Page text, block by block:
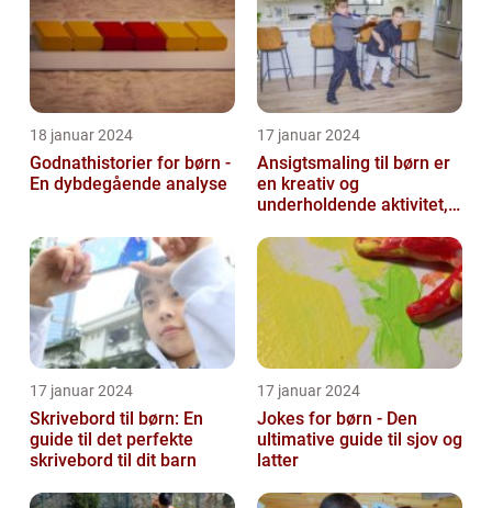
18 januar 2024
Godnathistorier for børn -
En dybdegående analyse
17 januar 2024
Ansigtsmaling til børn er
en kreativ og
underholdende aktivitet,
årtier
17 januar 2024
Skrivebord til børn: En
guide til det perfekte
skrivebord til dit barn
17 januar 2024
Jokes for børn - Den
ultimative guide til sjov og
latter